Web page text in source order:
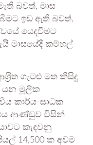
බවත්, මාස
ඉඩ ඇති බවත්,
යෙදවීමට
මාසයේදී කම්හල්
ගැටළු මත කිසිදු
යන මූලික
කාර්ය-සාධක
ආණ්ඩුව විසින්
කැඳවනු
14,500 ක අවම